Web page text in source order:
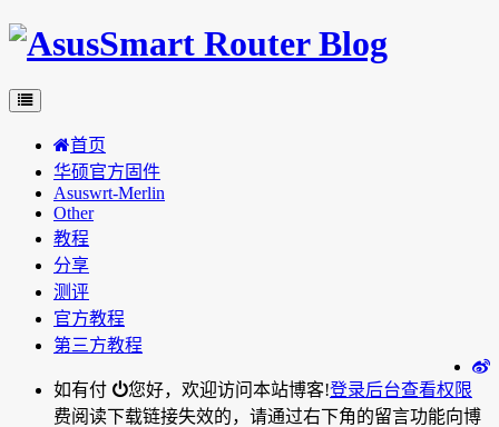
首页
华硕官方固件
Asuswrt-Merlin
Other
教程
分享
测评
官方教程
第三方教程
您好，欢迎访问本站博客!登录后台查看权限
如有付
费阅读下载链接失效的，请通过右下角的留言功能向博